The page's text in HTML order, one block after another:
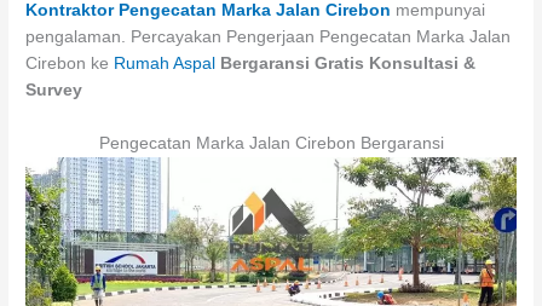
Kontraktor Pengecatan Marka Jalan Cirebon mempunyai
pengalaman. Percayakan Pengerjaan Pengecatan Marka Jalan
Cirebon ke Rumah Aspal
Bergaransi Gratis Konsultasi &
Survey
Pengecatan Marka Jalan Cirebon Bergaransi